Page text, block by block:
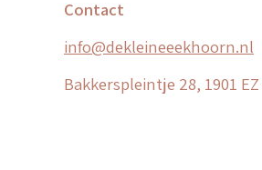
Contact
info@dekleineeekhoorn.nl
Bakkerspleintje 28, 1901